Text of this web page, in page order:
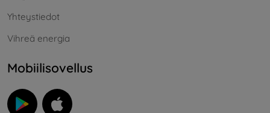
Yhteystiedot
Vihreä energia
Mobiilisovellus